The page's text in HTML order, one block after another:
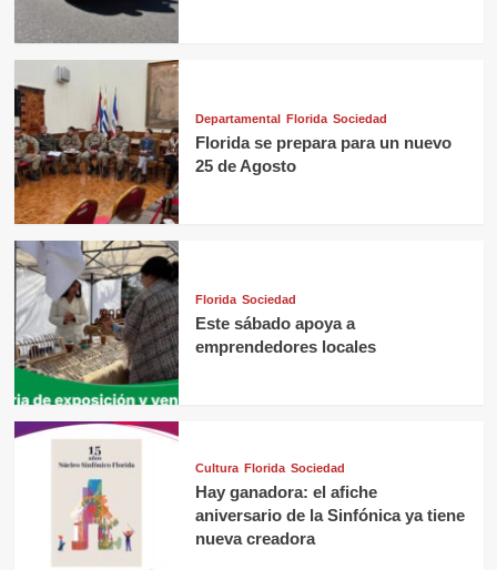
Departamental Florida Sociedad
Florida se prepara para un nuevo
25 de Agosto
Florida Sociedad
Este sábado apoya a
emprendedores locales
Cultura Florida Sociedad
Hay ganadora: el afiche
aniversario de la Sinfónica ya tiene
nueva creadora